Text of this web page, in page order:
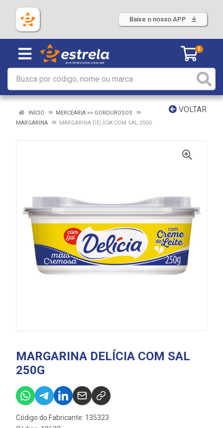
Baixe o nosso APP
0
VOLTAR
INÍCIO
MERCEARIA >> GORDUROSOS
MARGARINA
MARGARINA DELÍCIA COM SAL 250G
MARGARINA DELÍCIA COM SAL
250G
Código do Fabricante: 135323